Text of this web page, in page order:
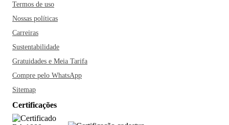
Termos de uso
Nossas políticas
Carreiras
Sustentabilidade
Gratuidades e Meia Tarifa
Compre pelo WhatsApp
Sitemap
Certificações